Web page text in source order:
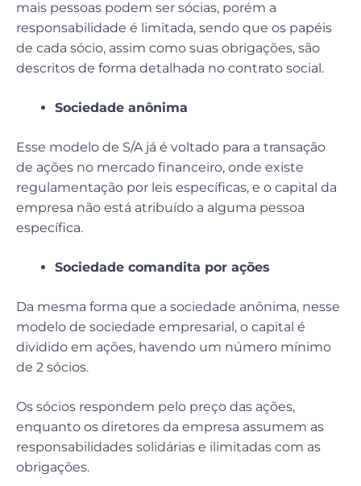
mais pessoas podem ser sócias, porém a
responsabilidade é limitada, sendo que os papéis
de cada sócio, assim como suas obrigações, são
descritos de forma detalhada no contrato social.
Sociedade anônima
Esse modelo de S/A já é voltado para a transação
de ações no mercado financeiro, onde existe
regulamentação por leis específicas, e o capital da
empresa não está atribuído a alguma pessoa
específica.
Sociedade comandita por ações
Da mesma forma que a sociedade anônima, nesse
modelo de sociedade empresarial, o capital é
dividido em ações, havendo um número mínimo
de 2 sócios.
Os sócios respondem pelo preço das ações,
enquanto os diretores da empresa assumem as
responsabilidades solidárias e ilimitadas com as
obrigações.